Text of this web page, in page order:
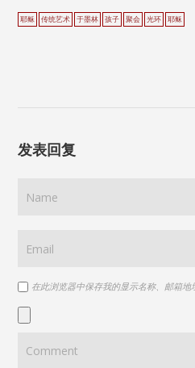
耶稣 传统艺术 于墨林 孩子 聚会 光环 耶稣
发表回复
在此浏览器中保存我的显示名称、邮箱地